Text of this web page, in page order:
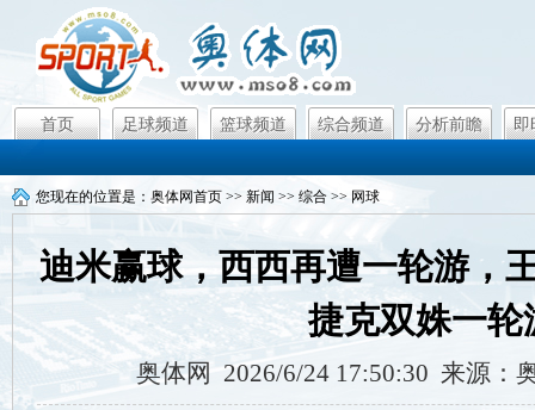
首页 足球频道 篮球频道 综合频道 分析前瞻 即
您现在的位置是： 奥体网首页 >> 新闻 >> 综合 >> 网球
迪米赢球，西西再遭一轮游，
捷克双姝一轮
奥体网 2026/6/24 17:50:30 来源：